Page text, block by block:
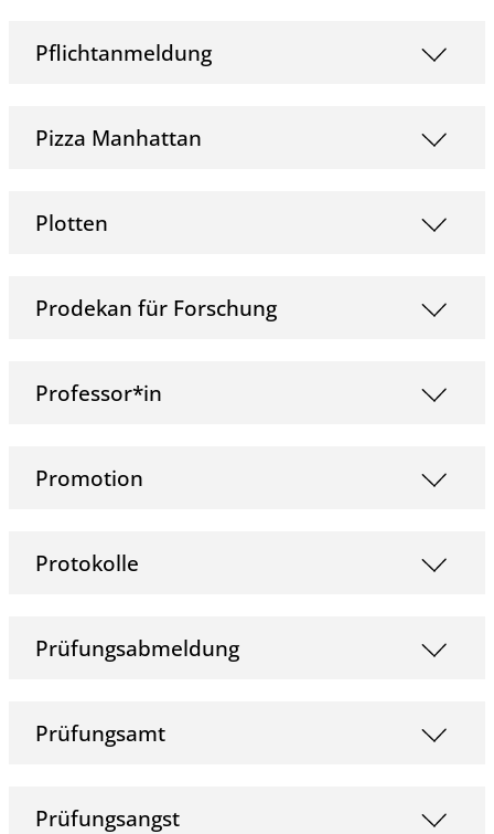
Pflichtanmeldung
Pizza Manhattan
Plotten
Prodekan für Forschung
Professor*in
Promotion
Protokolle
Prüfungsabmeldung
Prüfungsamt
Prüfungsangst